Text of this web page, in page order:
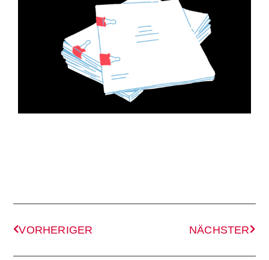
VORHERIGER NÄCHSTER